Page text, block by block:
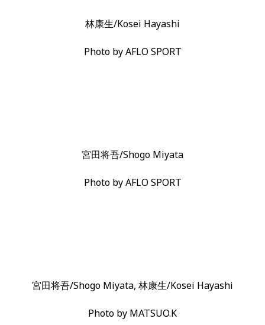
林康生/Kosei Hayashi
Photo by AFLO SPORT
宮田将吾/Shogo Miyata
Photo by AFLO SPORT
宮田将吾/Shogo Miyata, 林康生/Kosei Hayashi
Photo by MATSUO.K